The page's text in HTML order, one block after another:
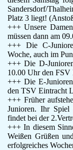
Sandersdorf/
Platz 3 liegt!
+++ Unsere
müssen dann am
+++ Die C-
Woche, auch im
+++ Die D-
10.00 Uhr den FSV
+++ Die E-
den TSV Eintracht
+++ Früher
Junioren. Ihr
findet bei der
+++ In diesem
Weißen Grüßen
erfolgreiches